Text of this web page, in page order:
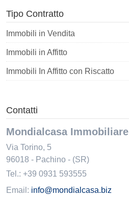
Tipo Contratto
Immobili in Vendita
Immobili in Affitto
Immobili In Affitto con Riscatto
Contatti
Mondialcasa Immobiliare
Via Torino, 5
96018 - Pachino - (SR)
Tel.: +39 0931 593555
Email: info@mondialcasa.biz